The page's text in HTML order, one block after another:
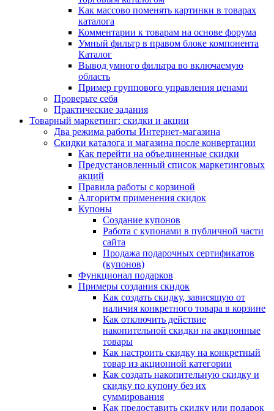
Как массово поменять картинки в товарах
каталога
Комментарии к товарам на основе форума
Умный фильтр в правом блоке компонента
Каталог
Вывод умного фильтра во включаемую
область
Пример группового управления ценами
Проверьте себя
Практические задания
Товарный маркетинг: скидки и акции
Два режима работы Интернет-магазина
Скидки каталога и магазина после конвертации
Как перейти на объединенные скидки
Предустановленный список маркетинговых
акций
Правила работы с корзиной
Алгоритм применения скидок
Купоны
Создание купонов
Работа с купонами в публичной части
сайта
Продажа подарочных сертификатов
(купонов)
Функционал подарков
Примеры создания скидок
Как создать скидку, зависящую от
наличия конкретного товара в корзине
Как отключить действие
накопительной скидки на акционные
товары
Как настроить скидку на конкретный
товар из акционной категории
Как создать накопительную скидку и
скидку по купону без их
суммирования
Как предоставить скидку или подарок